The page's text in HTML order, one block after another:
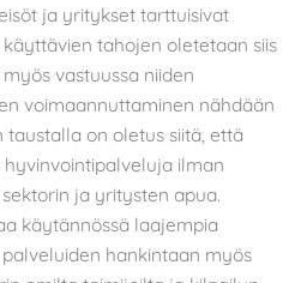
ja yritykset tarttuisivat
käyttävien tahojen oletetaan siis
vastuussa niiden
voimaannuttaminen nähdään
taustalla on oletus siitä, että
ilman
ja yritysten apua.
käytännössä laajempia
hankintaan myös